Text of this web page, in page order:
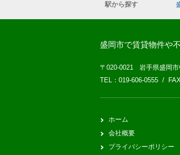
駅から探す
盛岡市で賃貸物件や
〒020-0021 岩手県盛岡市
TEL：019-606-0555 /
ホーム
会社概要
プライバシーポリシー